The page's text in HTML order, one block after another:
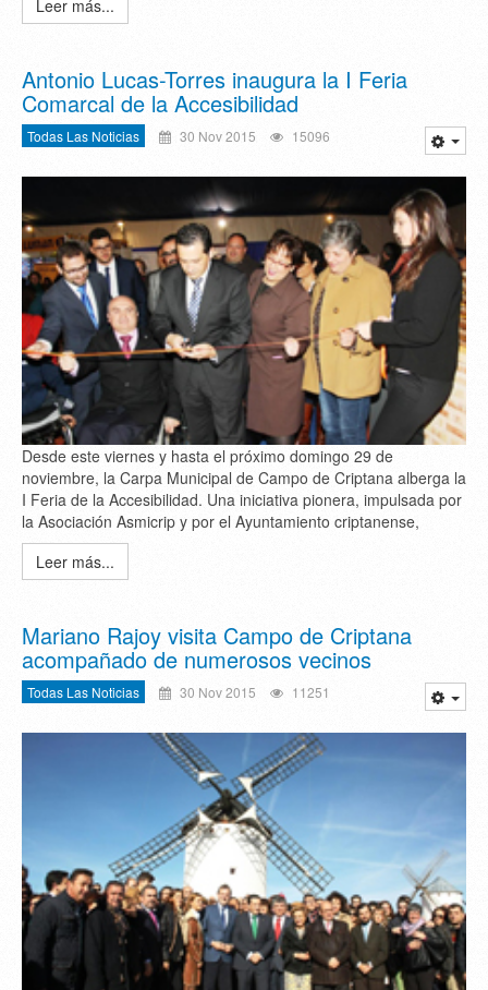
Leer más...
Antonio Lucas-Torres inaugura la I Feria
Comarcal de la Accesibilidad
Todas Las Noticias 30 Nov 2015 15096
Desde este viernes y hasta el próximo domingo 29 de
noviembre, la Carpa Municipal de Campo de Criptana alberga la
I Feria de la Accesibilidad. Una iniciativa pionera, impulsada por
la Asociación Asmicrip y por el Ayuntamiento criptanense,
Leer más...
Mariano Rajoy visita Campo de Criptana
acompañado de numerosos vecinos
Todas Las Noticias 30 Nov 2015 11251